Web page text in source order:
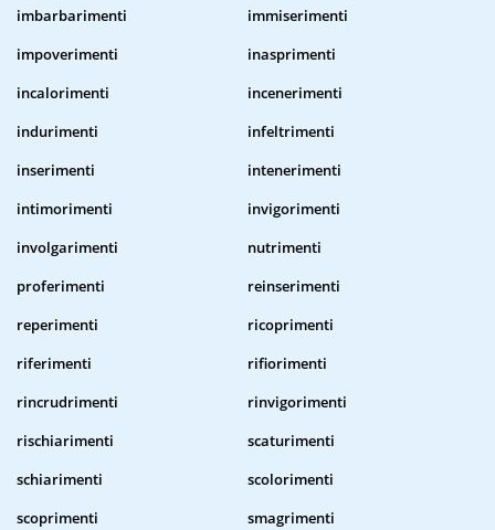
imbarbarimenti
immiserimenti
impoverimenti
inasprimenti
incalorimenti
incenerimenti
indurimenti
infeltrimenti
inserimenti
intenerimenti
intimorimenti
invigorimenti
involgarimenti
nutrimenti
proferimenti
reinserimenti
reperimenti
ricoprimenti
riferimenti
rifiorimenti
rincrudrimenti
rinvigorimenti
rischiarimenti
scaturimenti
schiarimenti
scolorimenti
scoprimenti
smagrimenti